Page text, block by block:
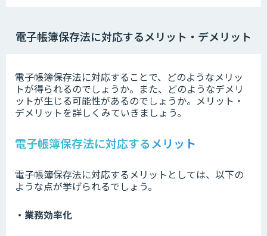
電子帳簿保存法に対応するメリット・デメリット
電子帳簿保存法に対応することで、どのようなメリッ
トが得られるのでしょうか。また、どのようなデメリ
ットが生じる可能性があるのでしょうか。メリット・
デメリットを詳しくみていきましょう。
電子帳簿保存法に対応するメリット
電子帳簿保存法に対応するメリットとしては、以下の
ような点が挙げられるでしょう。
・業務効率化